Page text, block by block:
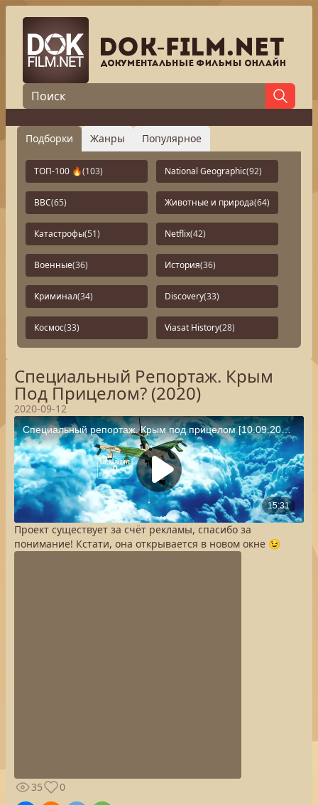
Подборки Жанры Популярное
ТОП-100 🔥(103) National Geographic(92)
BBC(65) Животные и природа(64)
Катастрофы(51) Netflix(42)
Военные(36) История(36)
Криминал(34) Discovery(33)
Космос(33) Viasat History(28)
Специальный Репортаж. Крым
Под Прицелом? (2020)
2020-09-12
Проект существует за счёт рекламы, спасибо за
понимание! Кстати, она открывается в новом окне 😉
35
0